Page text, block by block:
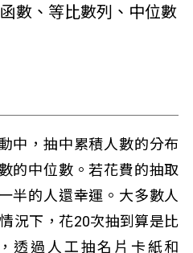
數、等比數列、中位數
中，抽中累積人數的分布
的中位數。若花費的抽取
半的人還幸運。大多數人
況下，花20次抽到算是比
透過人工抽名片卡紙和